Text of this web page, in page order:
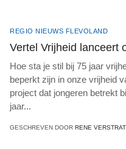
REGIO NIEUWS FLEVOLAND
Vertel Vrijheid lanceert
Hoe sta je stil bij 75 jaar
beperkt zijn in onze vrijheid
project dat jongeren betrekt
jaar...
GESCHREVEN DOOR RENE